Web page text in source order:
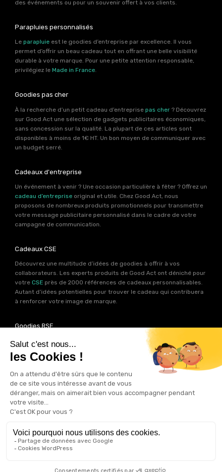
des événements ou pour un souvenir offert à vos clients.
Parapluies personnalisés
Le parapluie est le goodies d’entreprise par excellence. Il vous
permet d’offrir un beau cadeau tout en offrant une belle visibilité
durable à votre marque. Pour une petite attention responsable,
privilégiez le Made in France.
Goodies pas cher
À la recherche d’un petit cadeau d’entreprise pas cher ? Découvrez
sur Good Act une sélection de gadgets publicitaires économiques,
sans concession sur la qualité. La plupart de ces articles sont
disponibles à moins de 1€ HT. Un bon moyen de communiquer avec
un budget serré.
Cadeaux d'entreprise
Un événement à venir ? Une occasion particulière à fêter ? Offrez un
cadeau d’entreprise original et utile. Chez Good Act, nous
proposons de nombreux produits promotionnels pour transmettre
votre message publicitaire personnalisé dans le cadre de votre
campagne de communication.
Cadeaux CSE
Découvrez une multitude d’idées de goodies à offrir à vos
collaborateurs. Les experts produits de Good Act ont déniché pour
votre CSE près de 2000 références de cadeaux personnalisables.
Autant d’idées potentielles pour trouver le cadeau qui contribuera
à renforcer votre image de marque.
Goodies RSE
Vous souhaitez communiquer en accord avec vos valeurs ? Ca
tombe bien ! Un grand nombre de produits présents sur Good Act
sont fabriqués en France et en Europe.
Notre sélection RSEvous
permet de trouver un goodies parfait pour votre campagne de
communication. Des produits fabriqués avec amour dans de
bonnes conditions et un impact limité sur la planête.